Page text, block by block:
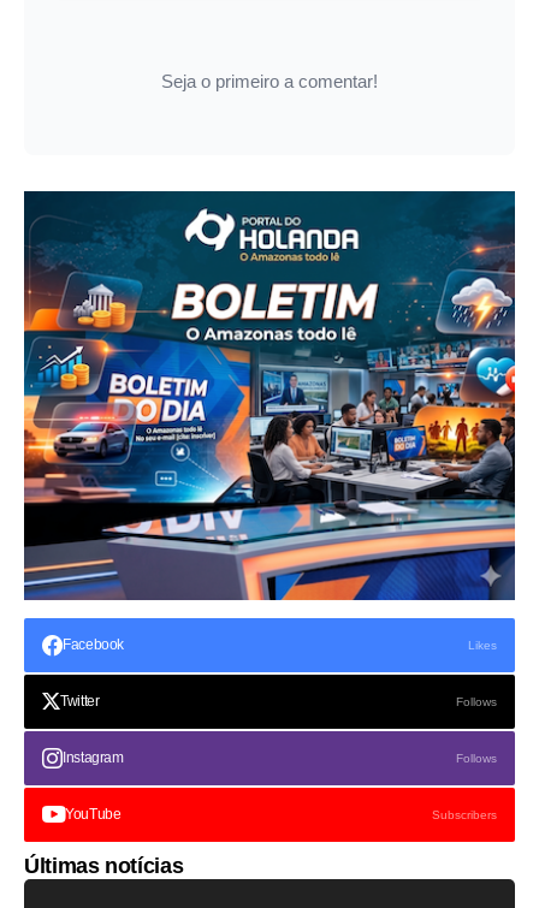
Seja o primeiro a comentar!
Facebook Likes
Twitter Follows
Instagram Follows
YouTube Subscribers
Últimas notícias